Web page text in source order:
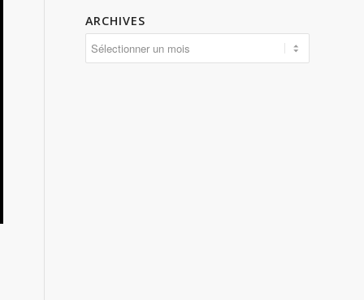
ARCHIVES